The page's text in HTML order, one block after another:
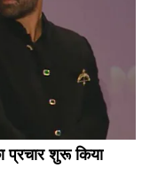
प्रचार शुरू किया